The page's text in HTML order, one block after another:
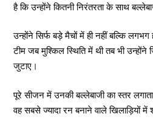
है कि उन्होंने कितनी निरंतरता के साथ
उन्होंने सिर्फ बड़े मैचों में ही नहीं बल्कि
टीम जब मुश्किल स्थिति में थी तब भी उन्होंने
जुटाए।
पूरे सीजन में उनकी बल्लेबाजी का स्तर
वह सबसे ज्यादा रन बनाने वाले खिलाड़ियों में